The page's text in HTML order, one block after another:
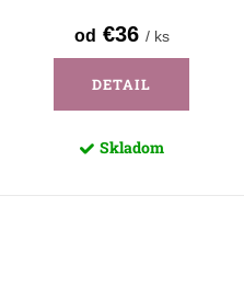
od €36 / ks
DETAIL
Skladom